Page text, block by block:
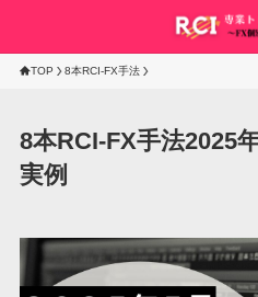
TOP 8本RCI-FX手法
8本RCI-FX手法2025
実例